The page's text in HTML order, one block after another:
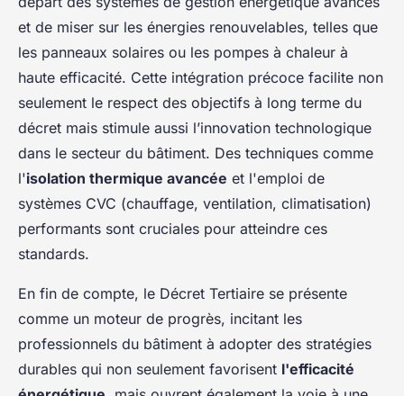
et de miser sur les énergies renouvelables, telles que
les panneaux solaires ou les pompes à chaleur à
haute efficacité. Cette intégration précoce facilite non
seulement le respect des objectifs à long terme du
décret mais stimule aussi l’innovation technologique
dans le secteur du bâtiment. Des techniques comme
l'isolation thermique avancée et l'emploi de
systèmes CVC (chauffage, ventilation, climatisation)
performants sont cruciales pour atteindre ces
standards.
En fin de compte, le Décret Tertiaire se présente
comme un moteur de progrès, incitant les
professionnels du bâtiment à adopter des stratégies
durables qui non seulement favorisent l'efficacité